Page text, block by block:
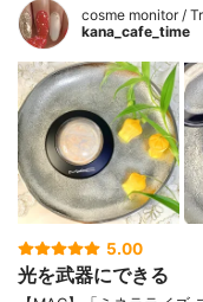
cosme monitor /
kana_cafe_time
5.00
光を武器にできる